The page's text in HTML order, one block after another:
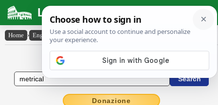
Latin Dictionary
Home › English-Latin › metrical
English to Latin Dictionary
Donazione